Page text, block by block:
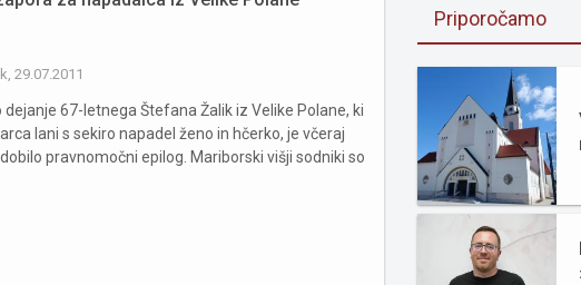
29.07.2011
dejanje 67-letnega Štefana Žalik iz Velike Polane, ki
lani s sekiro napadel ženo in hčerko, je včeraj
pravnomočni epilog. Mariborski višji sodniki so
Priporočamo